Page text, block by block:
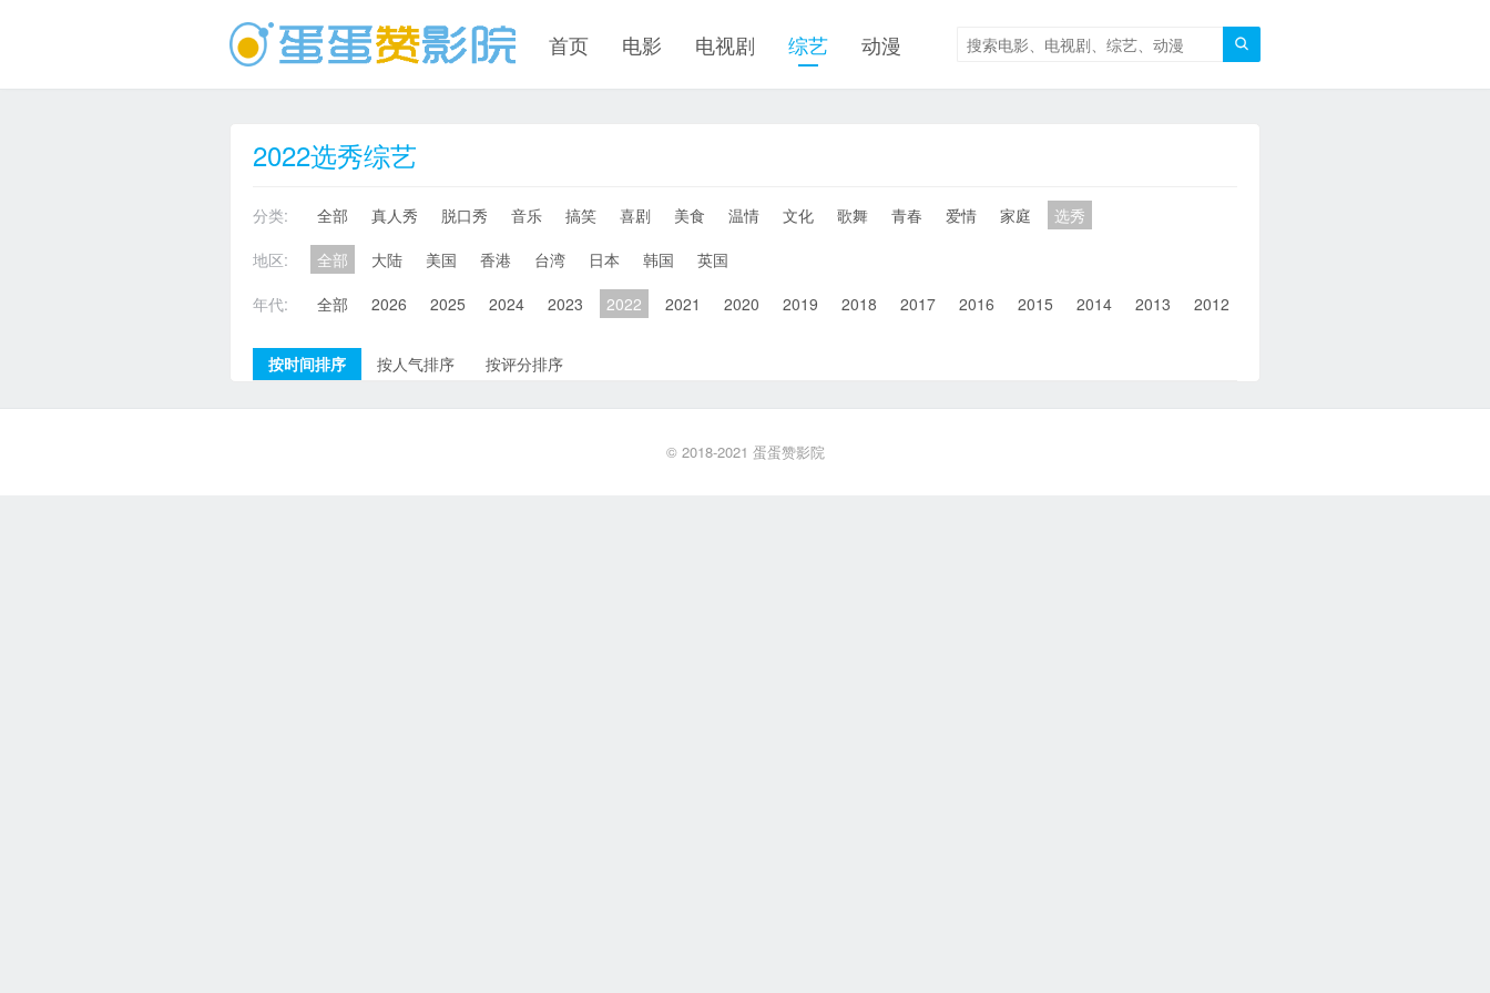

首页 电影 电视剧 综艺 动漫
2022选秀综艺
分类: 全部 真人秀 脱口秀 音乐 搞笑 喜剧 美食 温情 文化 歌舞 青春 爱情 家庭
选秀
地区:
全部 大陆 美国 香港 台湾 日本 韩国
英国
年代:
全部 2026 2025 2024 2023 2022 2021 2020 2019 2018 2017 2016 2015 2014 2013 2012
按时间排序 按人气排序 按评分排序
© 2018-2021 蛋蛋赞影院